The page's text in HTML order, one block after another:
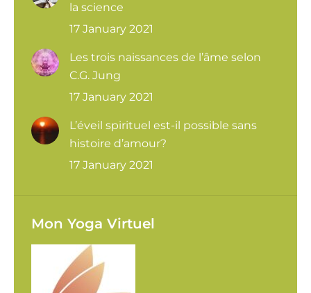
la science
17 January 2021
Les trois naissances de l’âme selon
C.G. Jung
17 January 2021
L’éveil spirituel est-il possible sans
histoire d’amour?
17 January 2021
Mon Yoga Virtuel